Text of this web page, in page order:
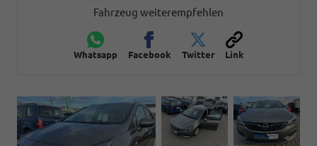
Fahrzeug weiterempfehlen
Whatsapp Facebook Twitter Link